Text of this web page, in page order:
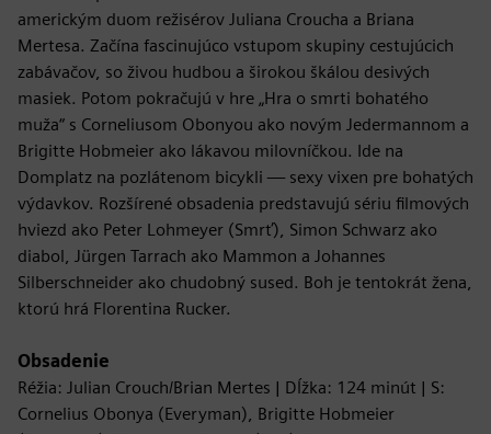
americkým duom režisérov Juliana Croucha a Briana
Mertesa. Začína fascinujúco vstupom skupiny cestujúcich
zabávačov, so živou hudbou a širokou škálou desivých
masiek. Potom pokračujú v hre „Hra o smrti bohatého
muža“ s Corneliusom Obonyou ako novým Jedermannom a
Brigitte Hobmeier ako lákavou milovníčkou. Ide na
Domplatz na pozlátenom bicykli — sexy vixen pre bohatých
výdavkov. Rozšírené obsadenia predstavujú sériu filmových
hviezd ako Peter Lohmeyer (Smrť), Simon Schwarz ako
diabol, Jürgen Tarrach ako Mammon a Johannes
Silberschneider ako chudobný sused. Boh je tentokrát žena,
ktorú hrá Florentina Rucker.
Obsadenie
Réžia: Julian Crouch/Brian Mertes | Dĺžka: 124 minút | S:
Cornelius Obonya (Everyman), Brigitte Hobmeier